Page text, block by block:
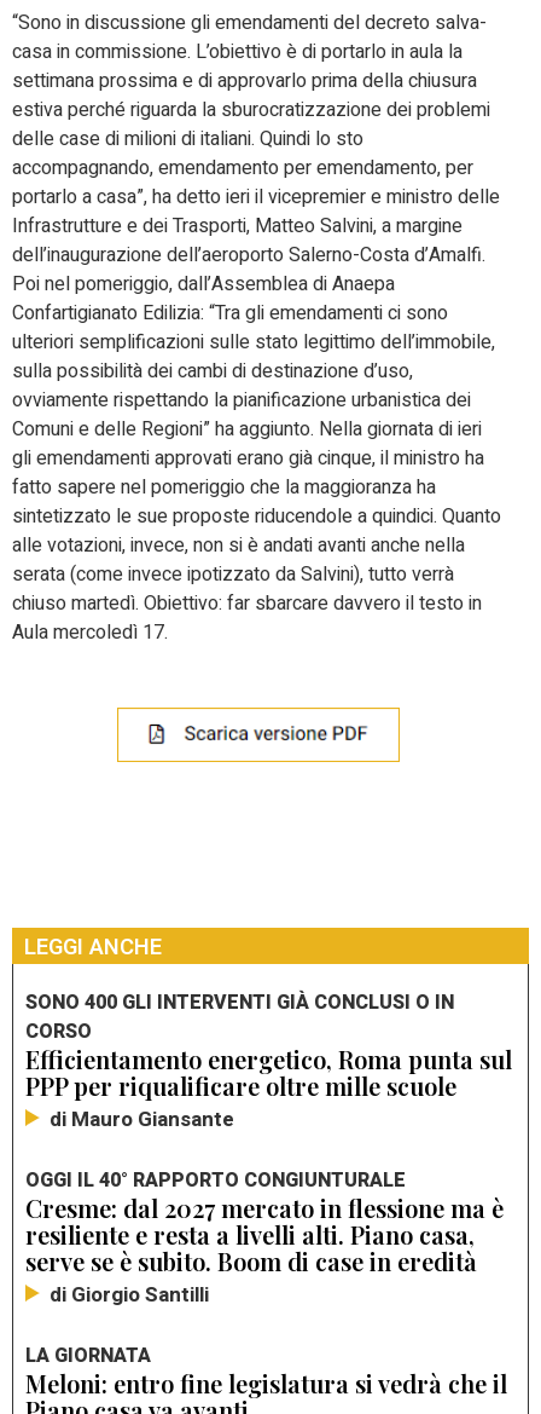
“Sono in discussione gli emendamenti del decreto salva-
casa in commissione. L’obiettivo è di portarlo in aula la
settimana prossima e di approvarlo prima della chiusura
estiva perché riguarda la sburocratizzazione dei problemi
delle case di milioni di italiani. Quindi lo sto
accompagnando, emendamento per emendamento, per
portarlo a casa”, ha detto ieri il vicepremier e ministro delle
Infrastrutture e dei Trasporti, Matteo Salvini, a margine
dell’inaugurazione dell’aeroporto Salerno-Costa d’Amalfi.
Poi nel pomeriggio, dall’Assemblea di Anaepa
Confartigianato Edilizia: “Tra gli emendamenti ci sono
ulteriori semplificazioni sulle stato legittimo dell’immobile,
sulla possibilità dei cambi di destinazione d’uso,
ovviamente rispettando la pianificazione urbanistica dei
Comuni e delle Regioni” ha aggiunto. Nella giornata di ieri
gli emendamenti approvati erano già cinque, il ministro ha
fatto sapere nel pomeriggio che la maggioranza ha
sintetizzato le sue proposte riducendole a quindici. Quanto
alle votazioni, invece, non si è andati avanti anche nella
serata (come invece ipotizzato da Salvini), tutto verrà
chiuso martedì. Obiettivo: far sbarcare davvero il testo in
Aula mercoledì 17.
LEGGI ANCHE
SONO 400 GLI INTERVENTI GIÀ CONCLUSI O IN
CORSO
Efficientamento energetico, Roma punta sul
PPP per riqualificare oltre mille scuole
di Mauro Giansante
OGGI IL 40° RAPPORTO CONGIUNTURALE
Cresme: dal 2027 mercato in flessione ma è
resiliente e resta a livelli alti. Piano casa,
serve se è subito. Boom di case in eredità
di Giorgio Santilli
LA GIORNATA
Meloni: entro fine legislatura si vedrà che il